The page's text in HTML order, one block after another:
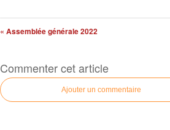
« Assemblée générale 2022
Commenter cet article
Ajouter un commentaire